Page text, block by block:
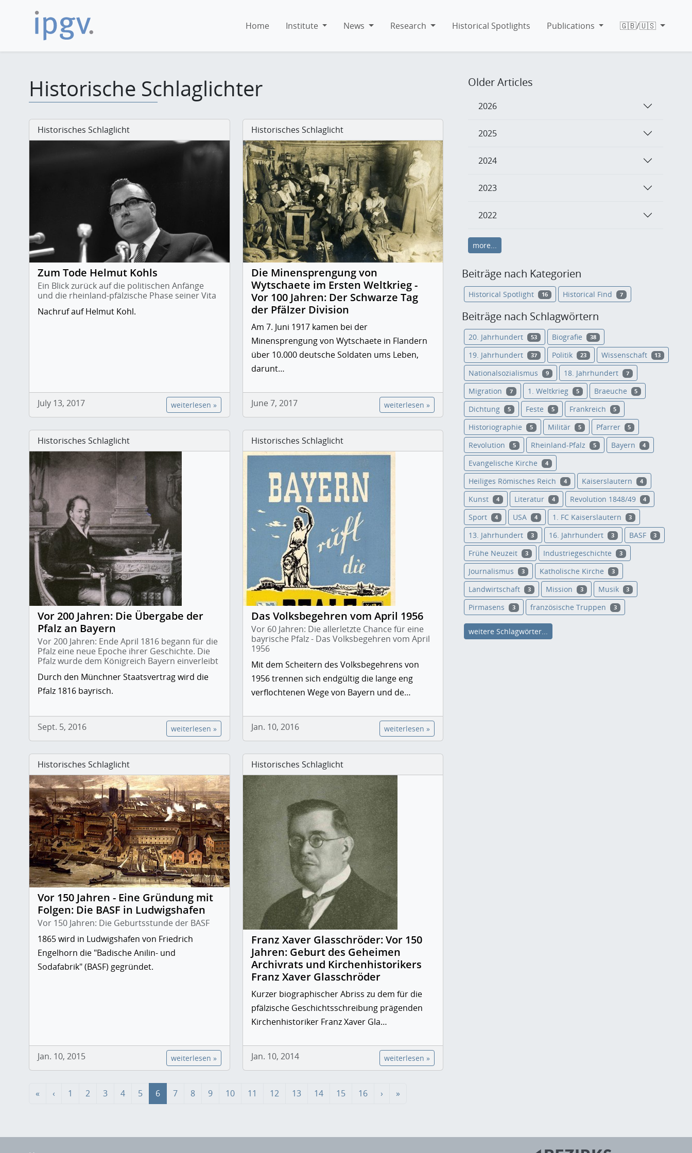
Home Institute News Research Historical Spotlights Publications 🇬🇧/🇺🇸
Historische Schlaglichter
Historisches Schlaglicht
Zum Tode Helmut Kohls
Ein Blick zurück auf die politischen Anfänge
und die rheinland-pfälzische Phase seiner Vita
Nachruf auf Helmut Kohl.
July 13, 2017 weiterlesen »
Historisches Schlaglicht
Die Minensprengung von
Wytschaete im Ersten Weltkrieg -
Vor 100 Jahren: Der Schwarze Tag
der Pfälzer Division
Am 7. Juni 1917 kamen bei der
Minensprengung von Wytschaete in Flandern
über 10.000 deutsche Soldaten ums Leben,
darunt…
June 7, 2017 weiterlesen »
Historisches Schlaglicht
Vor 200 Jahren: Die Übergabe der
Pfalz an Bayern
Vor 200 Jahren: Ende April 1816 begann für die
Pfalz eine neue Epoche ihrer Geschichte. Die
Pfalz wurde dem Königreich Bayern einverleibt
Durch den Münchner Staatsvertrag wird die
Pfalz 1816 bayrisch.
Sept. 5, 2016 weiterlesen »
Historisches Schlaglicht
Das Volksbegehren vom April 1956
Vor 60 Jahren: Die allerletzte Chance für eine
bayrische Pfalz - Das Volksbegehren vom April
1956
Mit dem Scheitern des Volksbegehrens von
1956 trennen sich endgültig die lange eng
verflochtenen Wege von Bayern und de…
Jan. 10, 2016 weiterlesen »
Historisches Schlaglicht
Vor 150 Jahren - Eine Gründung mit
Folgen: Die BASF in Ludwigshafen
Vor 150 Jahren: Die Geburtsstunde der BASF
1865 wird in Ludwigshafen von Friedrich
Engelhorn die "Badische Anilin- und
Sodafabrik" (BASF) gegründet.
Jan. 10, 2015 weiterlesen »
Historisches Schlaglicht
Franz Xaver Glasschröder: Vor 150
Jahren: Geburt des Geheimen
Archivrats und Kirchenhistorikers
Franz Xaver Glasschröder
Kurzer biographischer Abriss zu dem für die
pfälzische Geschichtsschreibung prägenden
Kirchenhistoriker Franz Xaver Gla…
Jan. 10, 2014 weiterlesen »
« ‹ 1 2 3 4 5 6 7 8 9 10 11 12 13 14 15 16 › »
Older Articles
2026
2025
2024
2023
2022
more...
Beiträge nach Kategorien
Historical Spotlight 16 Historical Find 7
Beiträge nach Schlagwörtern
20. Jahrhundert 53 Biografie 38
19. Jahrhundert 37 Politik 23 Wissenschaft 13
Nationalsozialismus 9 18. Jahrhundert 7
Migration 7 1. Weltkrieg 5 Braeuche 5
Dichtung 5 Feste 5 Frankreich 5
Historiographie 5 Militär 5 Pfarrer 5
Revolution 5 Rheinland-Pfalz 5 Bayern 4
Evangelische Kirche 4
Heiliges Römisches Reich 4 Kaiserslautern 4
Kunst 4 Literatur 4 Revolution 1848/49 4
Sport 4 USA 4 1. FC Kaiserslautern 3
13. Jahrhundert 3 16. Jahrhundert 3 BASF 3
Frühe Neuzeit 3 Industriegeschichte 3
Journalismus 3 Katholische Kirche 3
Landwirtschaft 3 Mission 3 Musik 3
Pirmasens 3 französische Truppen 3
weitere Schlagwörter...